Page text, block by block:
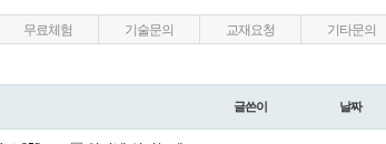
무료체험 기술문의 교재요청 기타문의
글쓴이 날짜